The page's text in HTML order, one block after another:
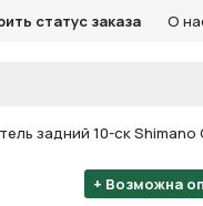
статус заказа О
задний 10-ск
+ Возможна